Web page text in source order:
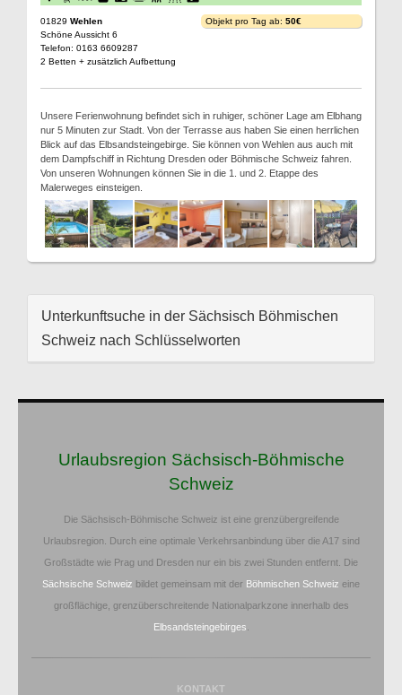
01829 Wehlen
Schöne Aussicht 6
Telefon: 0163 6609287
2 Betten + zusätzlich Aufbettung
Objekt pro Tag ab: 50€
Unsere Ferienwohnung befindet sich in ruhiger, schöner Lage am Elbhang
nur 5 Minuten zur Stadt. Von der Terrasse aus haben Sie einen herrlichen
Blick auf das Elbsandsteingebirge. Sie können von Wehlen aus auch mit
dem Dampfschiff in Richtung Dresden oder Böhmische Schweiz fahren.
Von unseren Wohnungen können Sie in die 1. und 2. Etappe des
Malerweges einsteigen.
Unterkunftsuche in der Sächsisch Böhmischen
Schweiz nach Schlüsselworten
Urlaubsregion Sächsisch-Böhmische
Schweiz
Die Sächsisch-Böhmische Schweiz ist eine grenzübergreifende
Urlaubsregion. Durch eine optimale Verkehrsanbindung über die A17 sind
Großstädte wie Prag und Dresden nur ein bis zwei Stunden entfernt. Die
Sächsische Schweiz bildet gemeinsam mit der Böhmischen Schweiz eine
großflächige, grenzüberschreitende Nationalparkzone innerhalb des
Elbsandsteingebirges
KONTAKT